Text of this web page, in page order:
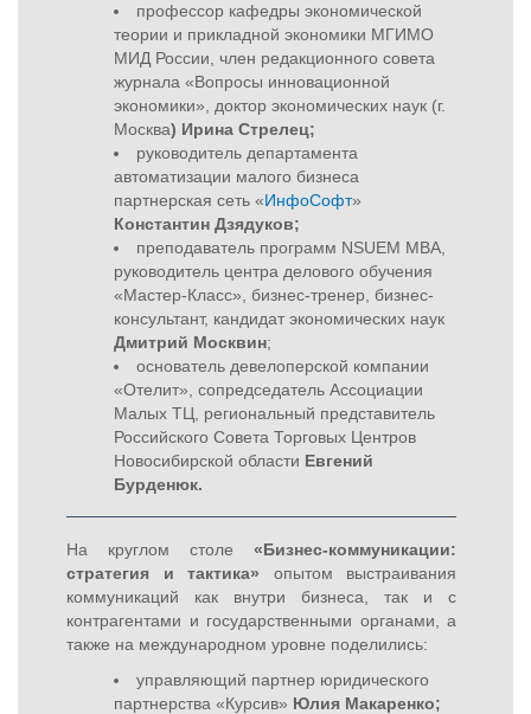
профессор кафедры экономической
теории и прикладной экономики МГИМО
МИД России, член редакционного совета
журнала «Вопросы инновационной
экономики», доктор экономических наук (г.
Москва) Ирина Стрелец;
руководитель департамента
автоматизации малого бизнеса
партнерская сеть «ИнфоСофт»
Константин Дзядуков;
преподаватель программ NSUEM MBA,
руководитель центра делового обучения
«Мастер-Класс», бизнес-тренер, бизнес-
консультант, кандидат экономических наук
Дмитрий Москвин;
основатель девелоперской компании
«Отелит», сопредседатель Ассоциации
Малых ТЦ, региональный представитель
Российского Совета Торговых Центров
Новосибирской области Евгений
Бурденюк.
На круглом столе «Бизнес-коммуникации:
стратегия и тактика» опытом выстраивания
коммуникаций как внутри бизнеса, так и с
контрагентами и государственными органами, а
также на международном уровне поделились:
управляющий партнер юридического
партнерства «Курсив» Юлия Макаренко;